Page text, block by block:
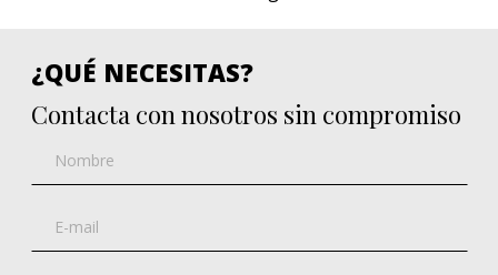
¿QUÉ NECESITAS?
Contacta con nosotros sin compromiso